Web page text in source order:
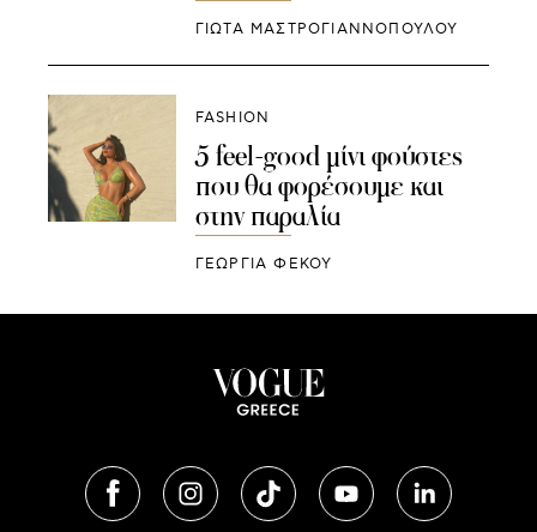
ΓΙΩΤΑ ΜΑΣΤΡΟΓΙΑΝΝΟΠΟΥΛΟΥ
FASHION
5 feel-good μίνι φούστες
που θα φορέσουμε και
στην παραλία
ΓΕΩΡΓΙΑ ΦΕΚΟΥ